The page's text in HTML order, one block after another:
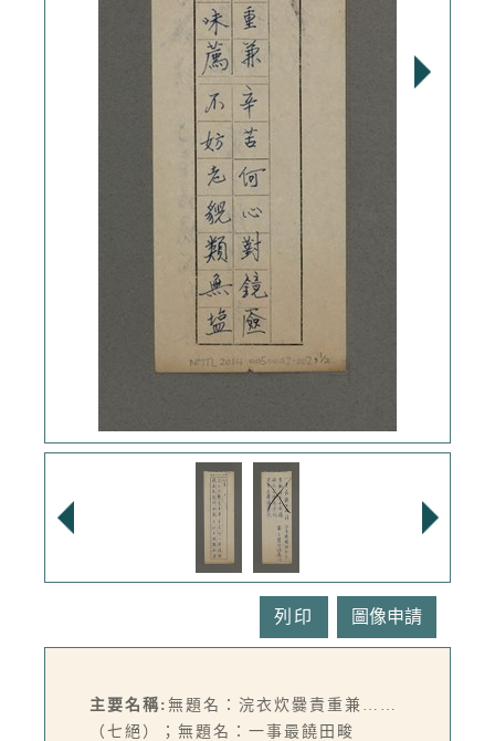
列印
主要名稱: 無題名：浣衣炊爨責重兼……
（七絕）；無題名：一事最饒田畯